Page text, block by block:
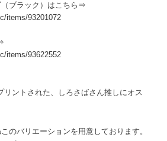
ブラック）はこちら⇒
items/93201072
items/93622552
リントされた、しろさばさん推しにオス
のバリエーションを用意しております。